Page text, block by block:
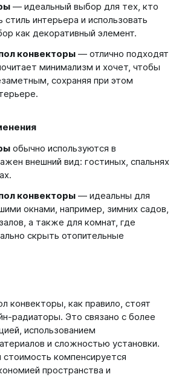
— идеальный выбор для тех, кто
интерьера и использовать
как декоративный элемент.
конвекторы — отлично подходят
минимализм и хочет, чтобы
сохраняя при этом
обычно используются в
внешний вид: гостиных, спальнях
конвекторы — идеальны для
окнами, например, зимних садов,
а также для комнат, где
скрыть отопительные
конвекторы, как правило, стоят
радиаторы. Это связано с более
использованием
и сложностью установки.
компенсируется
пространства и